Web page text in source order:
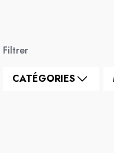
Filtrer
CATÉGORIES